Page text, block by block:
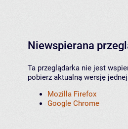
Niewspierana
Ta przeglądarka nie jest
pobierz aktualną wersję
Mozilla Firefox
Google Chrome